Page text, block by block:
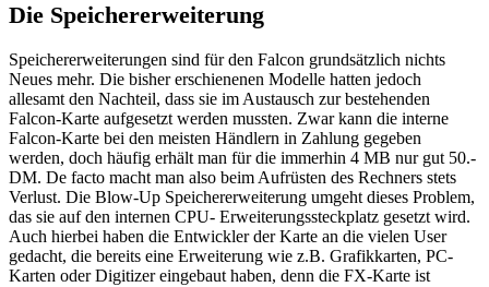
Die Speichererweiterung
Speichererweiterungen sind für den Falcon grundsätzlich nichts
Neues mehr. Die bisher erschienenen Modelle hatten jedoch
allesamt den Nachteil, dass sie im Austausch zur bestehenden
Falcon-Karte aufgesetzt werden mussten. Zwar kann die interne
Falcon-Karte bei den meisten Händlern in Zahlung gegeben
werden, doch häufig erhält man für die immerhin 4 MB nur gut 50.-
DM. De facto macht man also beim Aufrüsten des Rechners stets
Verlust. Die Blow-Up Speichererweiterung umgeht dieses Problem,
das sie auf den internen CPU- Erweiterungssteckplatz gesetzt wird.
Auch hierbei haben die Entwickler der Karte an die vielen User
gedacht, die bereits eine Erweiterung wie z.B. Grafikkarten, PC-
Karten oder Digitizer eingebaut haben, denn die FX-Karte ist